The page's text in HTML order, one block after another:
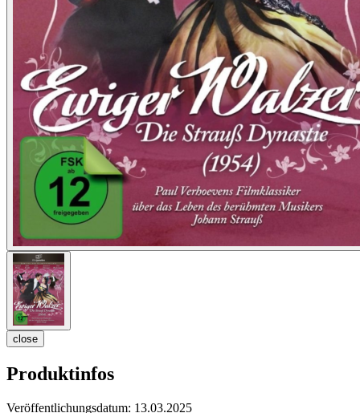
close
Produktinfos
Veröffentlichungsdatum: 13.03.2025